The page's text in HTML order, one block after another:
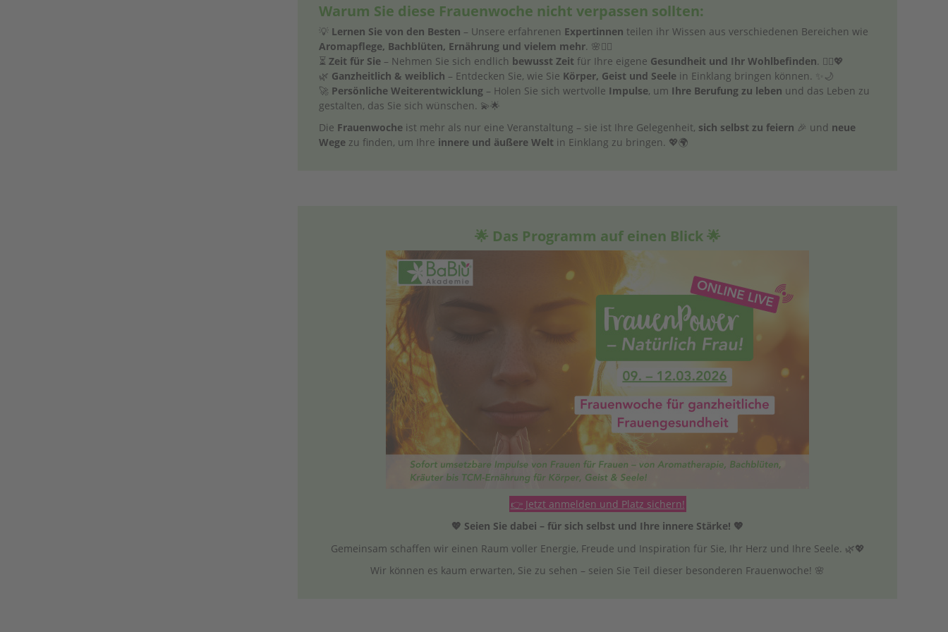
Warum Sie diese Frauenwoche nicht verpassen sollten:
💡 Lernen Sie von den Besten – Unsere erfahrenen Expertinnen teilen ihr Wissen aus verschiedenen Bereichen wie
Aromapflege, Bachblüten, Ernährung und vielem mehr. 🌸🧘‍♀️
⏳ Zeit für Sie – Nehmen Sie sich endlich bewusst Zeit für Ihre eigene Gesundheit und Ihr Wohlbefinden. 💆‍♀️💖
🌿 Ganzheitlich & weiblich – Entdecken Sie, wie Sie Körper, Geist und Seele in Einklang bringen können. ✨🌙
🚀 Persönliche Weiterentwicklung – Holen Sie sich wertvolle Impulse, um Ihre Berufung zu leben und das Leben zu
gestalten, das Sie sich wünschen. 💫🌟
Die Frauenwoche ist mehr als nur eine Veranstaltung – sie ist Ihre Gelegenheit, sich selbst zu feiern 🎉 und neue
Wege zu finden, um Ihre innere und äußere Welt in Einklang zu bringen. 💖🌍
🌟 Das Programm auf einen Blick 🌟
👉 Jetzt anmelden und Platz sichern!
💖 Seien Sie dabei – für sich selbst und Ihre innere Stärke! 💖
Gemeinsam schaffen wir einen Raum voller Energie, Freude und Inspiration für Sie, Ihr Herz und Ihre Seele. 🌿💖
Wir können es kaum erwarten, Sie zu sehen – seien Sie Teil dieser besonderen Frauenwoche! 🌸